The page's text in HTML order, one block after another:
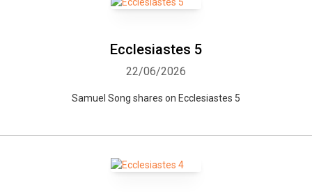
Ecclesiastes 5
22/06/2026
Samuel Song shares on Ecclesiastes 5